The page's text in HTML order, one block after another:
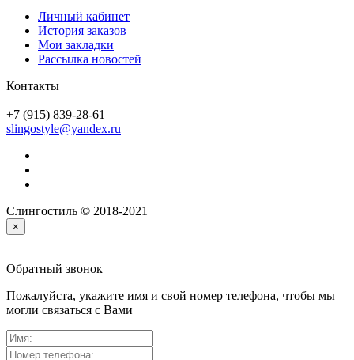
Личный кабинет
История заказов
Мои закладки
Рассылка новостей
Контакты
+7 (915) 839-28-61
slingostyle@yandex.ru
Слингостиль © 2018-2021
×
Обратный звонок
Пожалуйста, укажите имя и свой номер телефона, чтобы мы
могли связаться с Вами